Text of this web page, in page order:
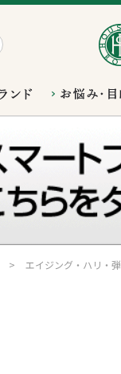
> エイジング・ハリ・